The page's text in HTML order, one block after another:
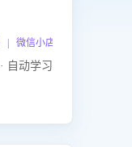
微信小店 | 快手 | 唯品
自动学习